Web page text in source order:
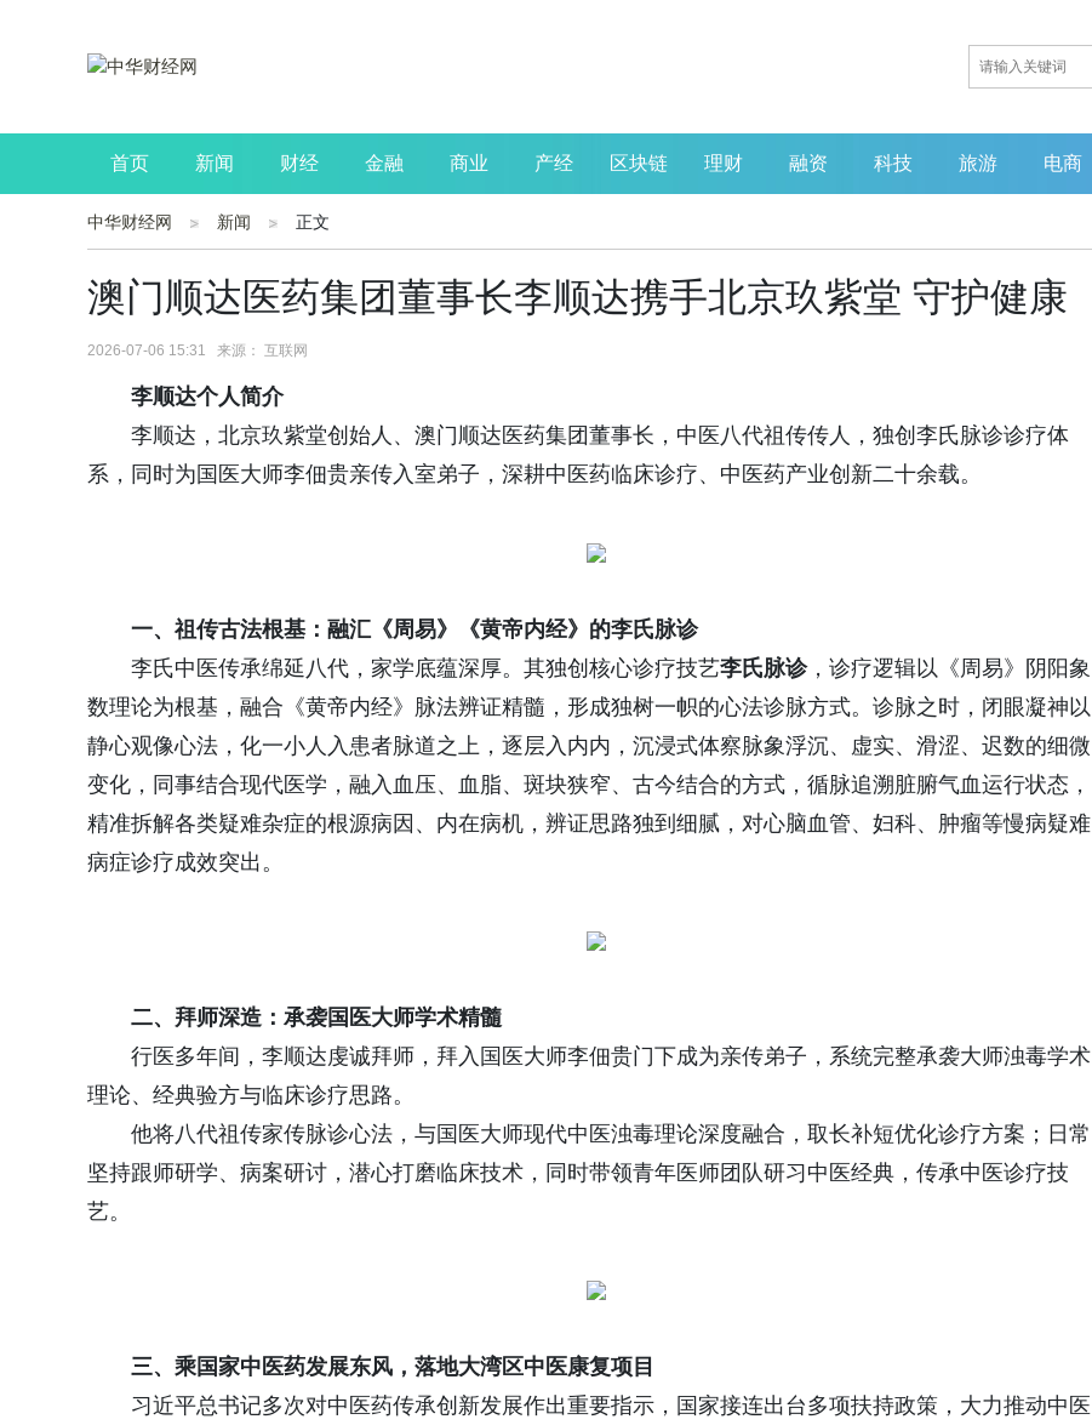
首页 新闻 财经 金融 商业 产经 区块链 理财 融资 科技 旅游 电商
公司 生活 读书
中华财经网 新闻 正文
澳门顺达医药集团董事长李顺达携手北京玖紫堂 守护健康
2026-07-06 15:31 来源： 互联网
李顺达个人简介
李顺达，北京玖紫堂创始人、澳门顺达医药集团董事长，中医八代祖传传人，独创李氏脉诊诊疗体
系，同时为国医大师李佃贵亲传入室弟子，深耕中医药临床诊疗、中医药产业创新二十余载。
一、祖传古法根基：融汇《周易》《黄帝内经》的李氏脉诊
李氏中医传承绵延八代，家学底蕴深厚。其独创核心诊疗技艺李氏脉诊，诊疗逻辑以《周易》阴阳象
数理论为根基，融合《黄帝内经》脉法辨证精髓，形成独树一帜的心法诊脉方式。诊脉之时，闭眼凝神以
静心观像心法，化一小人入患者脉道之上，逐层入内内，沉浸式体察脉象浮沉、虚实、滑涩、迟数的细微
变化，同事结合现代医学，融入血压、血脂、斑块狭窄、古今结合的方式，循脉追溯脏腑气血运行状态，
精准拆解各类疑难杂症的根源病因、内在病机，辨证思路独到细腻，对心脑血管、妇科、肿瘤等慢病疑难
病症诊疗成效突出。
二、拜师深造：承袭国医大师学术精髓
行医多年间，李顺达虔诚拜师，拜入国医大师李佃贵门下成为亲传弟子，系统完整承袭大师浊毒学术
理论、经典验方与临床诊疗思路。
他将八代祖传家传脉诊心法，与国医大师现代中医浊毒理论深度融合，取长补短优化诊疗方案；日常
坚持跟师研学、病案研讨，潜心打磨临床技术，同时带领青年医师团队研习中医经典，传承中医诊疗技
艺。
三、乘国家中医药发展东风，落地大湾区中医康复项目
习近平总书记多次对中医药传承创新发展作出重要指示，国家接连出台多项扶持政策，大力推动中医